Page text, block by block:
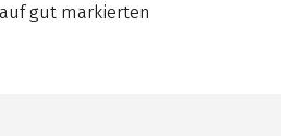
gut markierten